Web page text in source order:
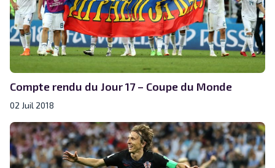
Compte rendu du Jour 17 – Coupe du Monde
02 Juil 2018